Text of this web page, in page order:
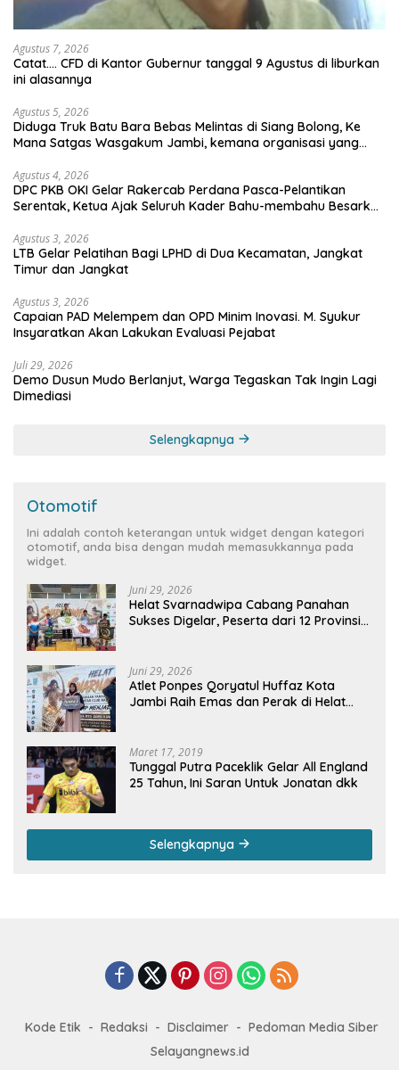
Agustus 7, 2026
Catat…. CFD di Kantor Gubernur tanggal 9 Agustus di liburkan
ini alasannya
Agustus 5, 2026
Diduga Truk Batu Bara Bebas Melintas di Siang Bolong, Ke
Mana Satgas Wasgakum Jambi, kemana organisasi yang
Agustus 4, 2026
DPC PKB OKI Gelar Rakercab Perdana Pasca-Pelantikan
Serentak, Ketua Ajak Seluruh Kader Bahu-membahu Besarkan
Agustus 3, 2026
LTB Gelar Pelatihan Bagi LPHD di Dua Kecamatan, Jangkat
Timur dan Jangkat
Agustus 3, 2026
Capaian PAD Melempem dan OPD Minim Inovasi. M. Syukur
Insyaratkan Akan Lakukan Evaluasi Pejabat
Juli 29, 2026
Demo Dusun Mudo Berlanjut, Warga Tegaskan Tak Ingin Lagi
Dimediasi
Selengkapnya
Otomotif
Ini adalah contoh keterangan untuk widget dengan kategori
otomotif, anda bisa dengan mudah memasukkannya pada
widget.
Juni 29, 2026
Helat Svarnadwipa Cabang Panahan
Sukses Digelar, Peserta dari 12 Provinsi
Juni 29, 2026
Atlet Ponpes Qoryatul Huffaz Kota
Jambi Raih Emas dan Perak di Helat
Maret 17, 2019
Tunggal Putra Paceklik Gelar All England
25 Tahun, Ini Saran Untuk Jonatan dkk
Selengkapnya
Kode Etik Redaksi Disclaimer
Pedoman Media Siber
Selayangnews.id